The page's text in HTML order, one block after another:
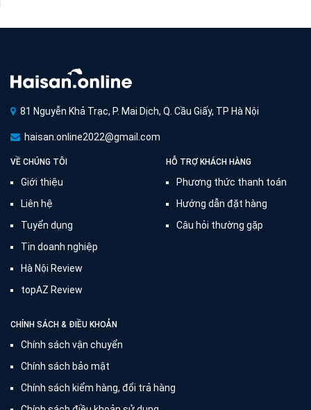
81 Nguyễn Khả Trạc, P. Mai Dịch, Q. Cầu Giấy, TP Hà Nội
haisan.online2022@gmail.com
VỀ CHÚNG TÔI
Giới thiệu
Liên hệ
Tuyển dụng
Tin doanh nghiệp
Hà Nội Review
topAZ Review
HỖ TRỢ KHÁCH HÀNG
Phương thức thanh toán
Hướng dẫn đặt hàng
Câu hỏi thường gặp
CHÍNH SÁCH & ĐIỀU KHOẢN
Chính sách vận chuyển
Chính sách bảo mật
Chính sách kiểm hàng, đổi trả hàng